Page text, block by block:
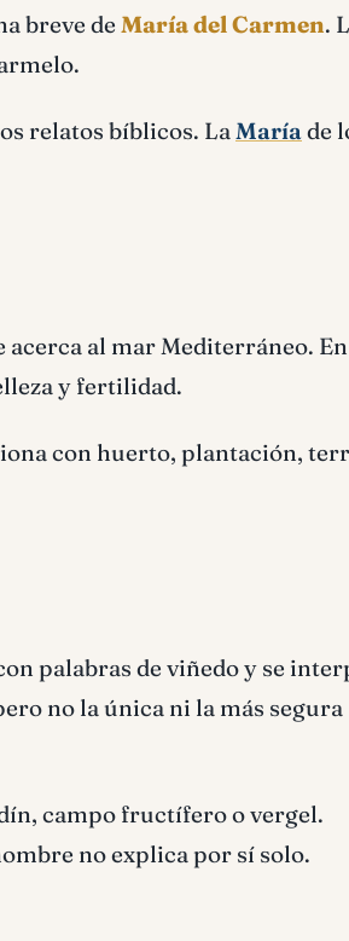
breve de María del Carmen.
relatos bíblicos. La Maríade
al mar Mediterráneo.
y fertilidad.
con huerto, plantación,
palabras de viñedo y se
no la única ni la más segura
campo fructífero o vergel.
no explica por sí solo.